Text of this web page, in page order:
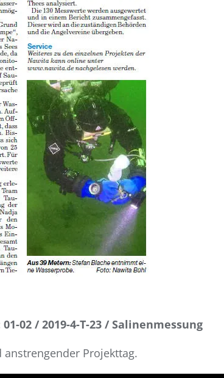
02 / 2019-4-T-23 / Salinenmessung
Projekttag.